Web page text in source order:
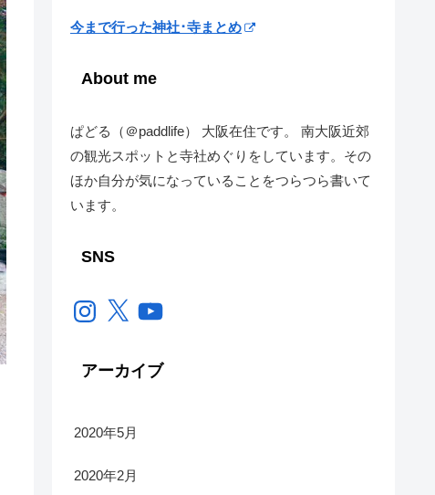
今まで行った神社･寺まとめ
About me
ぱどる（＠paddlife） 大阪在住です。 南大阪近郊
の観光スポットと寺社めぐりをしています。その
ほか自分が気になっていることをつらつら書いて
います。
SNS
Instagram
X YouTube
アーカイブ
2020年5月
2020年2月